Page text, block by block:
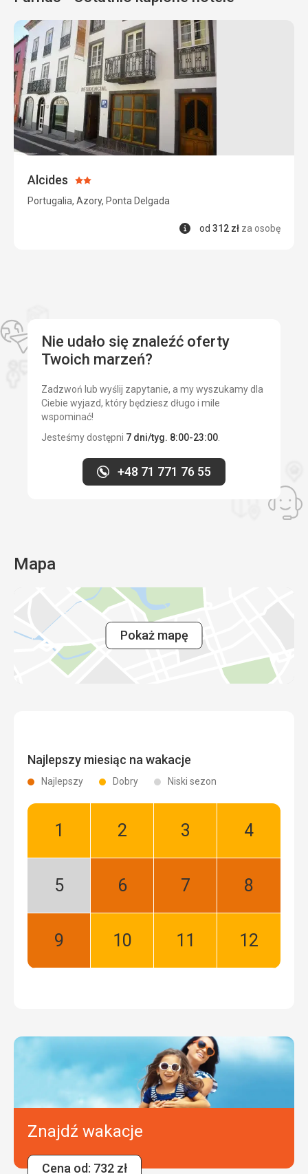
Alcides Ocena:
2/5
Portugalia, Azory, Ponta Delgada
Informacje
od 312 zł za osobę
Nie udało się znaleźć oferty
Twoich marzeń?
Zadzwoń lub wyślij zapytanie, a my wyszukamy dla
Ciebie wyjazd, który będziesz długo i mile
wspominać!
Jesteśmy dostępni 7 dni/tyg. 8:00-23:00
+48 71 771 76 55
Mapa
Pokaż mapę
Najlepszy miesiąc na wakacje
Najlepszy Dobry Niski sezon
Styczeń:
Luty:
Marzec:
Kwiecień:
Maj:
Czerwiec:
Lipiec:
Sierpień:
Wrzesień:
Październik:
Listopad:
Grudzień:
Znajdź wakacje
Cena od: 732 zł